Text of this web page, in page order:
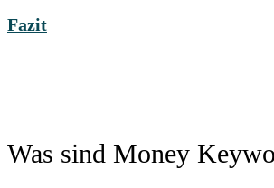
Fazit
Was sind Money